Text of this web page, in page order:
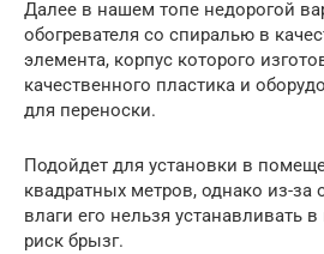
Далее в нашем топе недорогой
обогревателя со спиралью в
элемента, корпус которого
качественного пластика и
для переноски.
Подойдет для установки в
квадратных метров, однако из-за
влаги его нельзя устанавливать в
риск брызг.